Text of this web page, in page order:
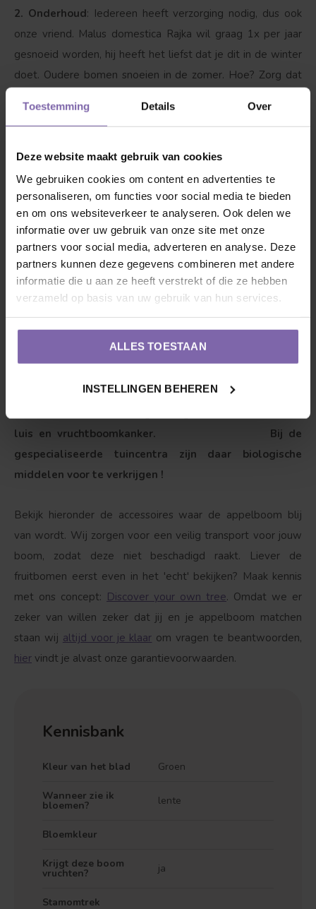
Toestemming Details Over
Deze website maakt gebruik van cookies
We gebruiken cookies om content en advertenties te
personaliseren, om functies voor social media te bieden
en om ons websiteverkeer te analyseren. Ook delen we
informatie over uw gebruik van onze site met onze
partners voor social media, adverteren en analyse. Deze
partners kunnen deze gegevens combineren met andere
informatie die u aan ze heeft verstrekt of die ze hebben
verzameld op basis van uw gebruik van hun services.
ALLES TOESTAAN
INSTELLINGEN BEHEREN
2. Onderhoud: Iedereen heeft verzorging nodig, dus ook
onze vriend. Malus domestica Rajka wil graag 1x per jaar
gesnoeid worden, hij heeft het liefst dat je dit in de winter
doet. Oudere bomen snoeien in de zomer. Hoe? Zorg dat
ruimte krijgen. Op goede luchtdoorlatende grond groeit
3. Dorst?Ja, zeker als hij net is geplant is het van belang
dat de appelboom water krijgt, maar wel pas zodra onze
vriend bladeren begint te krijgen. Met 1 tot 2 emmers
water per week wordt hij blij, als het boven de 25 graden
wordt drinkt hij graag tussen de 3-4 emmers water per
week. Boven 35 graden elke dag minimaal 1 emmer water
in de avond en als het mogelijk is over de bladeren
sproeien. Let op; appelbomen houden niet van natte
Goed om te weten
luis en vruchtboomkanker. Bij de
gespecialiseerde tuincentra zijn daar biologische
middelen voor te verkrijgen !
Bekijk hieronder de accessoires waar de appelboom blij
van wordt. Wij zorgen voor een veilig transport voor jouw
boom, zodat deze niet beschadigd raakt. Liever de
fruitbomen eerst even in het 'echt' bekijken? Maak kennis
met ons concept: Discover your own tree. Omdat we er
zeker van willen zeker dat jij en je appelboom matchen
staan wij altijd voor je klaar om vragen te beantwoorden,
hier vindt je alvast onze garantievoorwaarden.
Kennisbank
Kleur van het blad Groen
Wanneer zie ik
bloemen? lente
Bloemkleur
Krijgt deze boom
vruchten? ja
Stamomtrek